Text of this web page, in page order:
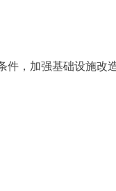
，加强基础设施改